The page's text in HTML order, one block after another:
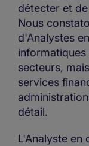
détecter et
Nous
d'Analystes
informatiques
secteurs,
services
détail.
L'Analyste en